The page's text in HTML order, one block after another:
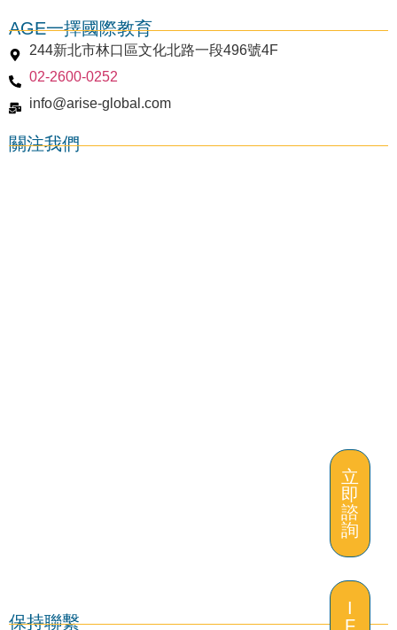
AGE一擇國際教育
244新北市林口區文化北路一段496號4F
02-2600-0252
info@arise-global.com
關注我們
保持聯繫
立
即
諮
詢
I
F